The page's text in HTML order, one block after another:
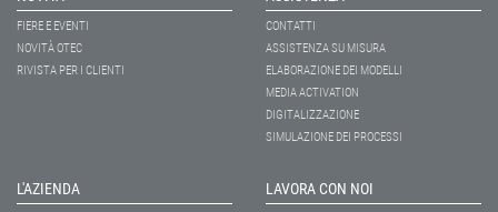
FIERE E EVENTI
NOVITÀ OTEC
RIVISTA PER I CLIENTI
CONTATTI
ASSISTENZA SU MISURA
ELABORAZIONE DEI MODELLI
MEDIA ACTIVATION
DIGITALIZZAZIONE
SIMULAZIONE DEI PROCESSI
L'AZIENDA LAVORA CON NOI